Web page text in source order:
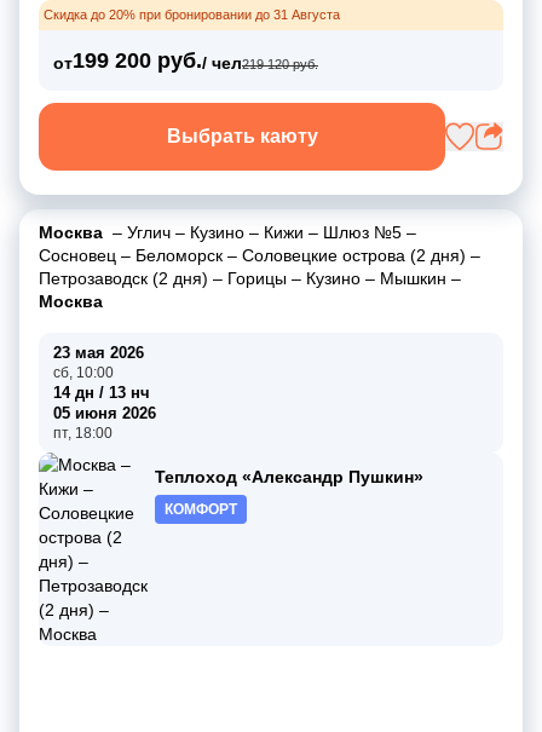
Скидка до 20% при бронировании до 31 Августа
от199 200 руб./ чел219 120 руб.
Выбрать каюту
Москва – Углич – Кузино – Кижи – Шлюз №5 –
Сосновец – Беломорск – Соловецкие острова (2 дня) –
Петрозаводск (2 дня) – Горицы – Кузино – Мышкин –
Москва
23 мая 2026
сб, 10:00
14 дн / 13 нч
05 июня 2026
пт, 18:00
Теплоход «Александр Пушкин»
КОМФОРТ